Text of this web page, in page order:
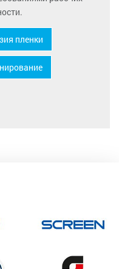
пленки